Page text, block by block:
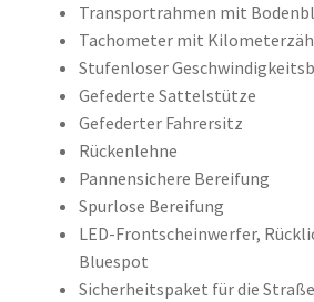
Transportrahmen mit
Tachometer mit
Stufenloser
Gefederte Sattelstütze
Gefederter Fahrersitz
Rückenlehne
Pannensichere Bereifung
Spurlose Bereifung
LED-Frontscheinwerfer,
Bluespot
Sicherheitspaket für die